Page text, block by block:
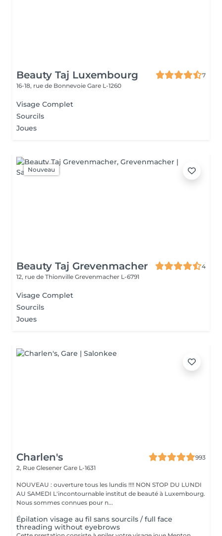
Beauty Taj Luxembourg
7
16-18, rue de Bonnevoie Gare L-1260
Visage Complet
Sourcils
Joues
Nouveau
Beauty Taj Grevenmacher
4
12, rue de Thionville Grevenmacher L-6791
Visage Complet
Sourcils
Joues
Charlen's
993
2, Rue Glesener Gare L-1631
NOUVEAU : ouverture tous les lundis !!!! NON STOP DU LUNDI
AU SAMEDI L'incontournable institut de beauté à Luxembourg.
Nous sommes connues pour n...
Épilation visage au fil sans sourcils / full face
threading without eyebrows